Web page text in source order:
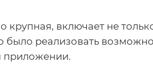
крупная, включает не
реализовать
приложении.